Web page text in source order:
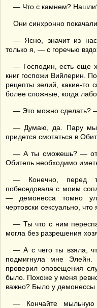
— Что с камнем?
Они синхронно покачали
— Ясно, значит из нас
только я, — с горечью
— Господин, есть еще
книг госпожи Вийлерин.
рецепты зелий, какие-то
более сложные, когда
— Это можно сделать?
— Думаю, да. Пару
придется смотаться в
— А ты сможешь? —
Обитель необходимо
— Конечно, перед
побеседовала с моим
— демонесса томно
чертовски сексуально, что
— Ты что с ним
могла без разрешения
— А с чего ты взяла,
подмигнула мне Элейн.
проверил оповещения
было. Похоже у меня
важно? Было у демонессы
— Кончайте